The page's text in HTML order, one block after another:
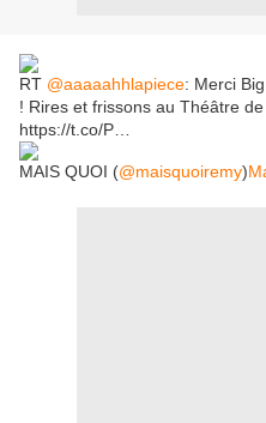
RT @aaaaahhlapiece: Merci
! Rires et frissons au Théâtre
https://t.co/P…
MAIS QUOI (@maisquoiremy)